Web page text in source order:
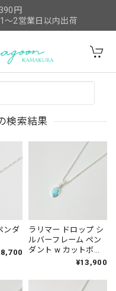
円
～2営業日以内出荷
検索結果
ンダ
ラリマー ドロップ シ
ルバーフレーム ペン
ダント w カットボー
¥13,900